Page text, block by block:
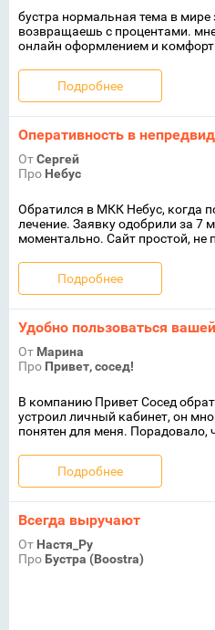
бустра нормальная тема в мире
возвращаешь с процентами.
онлайн оформлением и
Подробнее
Оперативность в
ОтСергей
Про Небус
Обратился в МКК Небус, когда
лечение. Заявку одобрили за 7
моментально. Сайт простой, не
Подробнее
Удобно пользоваться
От Марина
Про Привет, сосед!
В компанию Привет Сосед
устроил личный кабинет, он
понятен для меня. Порадовало,
Подробнее
Всегда выручают
От Настя_Ру
Про Бустра (Boostra)